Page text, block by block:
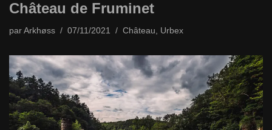
Château de Fruminet
par Arkhøss 07/11/2021 Château, Urbex